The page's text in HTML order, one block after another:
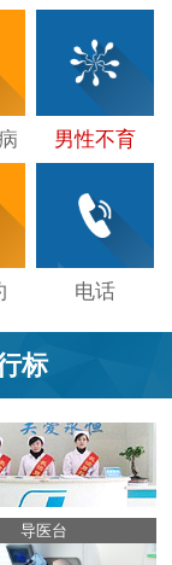
男性不育
电话
标
导医台